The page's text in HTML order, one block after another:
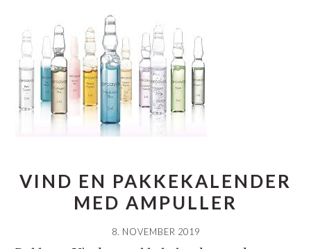
VIND EN PAKKEKALENDER
MED AMPULLER
8. NOVEMBER 2019